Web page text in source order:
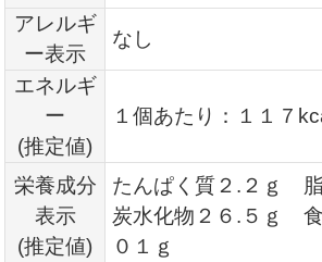
アレルギ
ー表示
なし
エネルギ
ー
(推定値)
１個あたり：１１７
栄養成分
表示
(推定値)
たんぱく質２.２ｇ
炭水化物２６.５ｇ
０１ｇ